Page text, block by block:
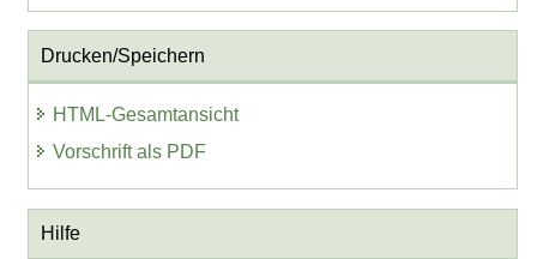
Drucken/Speichern
HTML-Gesamtansicht
Vorschrift als PDF
Hilfe